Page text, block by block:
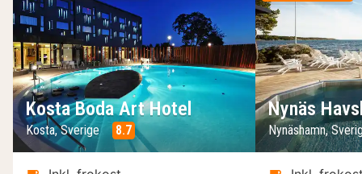
Kosta Boda Art Hotel
Kosta, Sverige 8.7
Nynäs
Nynäshamn,